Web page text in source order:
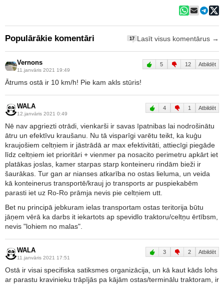
Populārākie komentāri 17 Lasīt visus komentārus →
Vernons
11.janvāris 2021 19:49
5 12 Atbildēt
Ātrums ostā ir 10 km/h! Pie kam akls stūris!
WALA
12.janvāris 2021 0:49
4 1 Atbildēt
Nē nav apgriezti otrādi, vienkarši ir savas īpatnibas lai nodrošinātu
ātru un efektīvu kraušanu. Nu tā visparīgi varētu teikt, ka kuģu
kraujošiem celtņiem ir jāstrādā ar max efektivitāti, attiecīgi piegāde
līdz celtņiem iet prioritāri + vienmer pa nosacito perimetru apkārt iet
platākas joslas, kamer starpas starp konteineru rindām bieži ir
šaurākas. Tur gan ar nianses atkarība no ostas lieluma, un veida
kā konteinerus transportē/krauj jo transports ar puspiekabēm
parasti iet uz Ro-Ro prāmja nevis pie celtņiem utt.
Bet nu principā jebkuram ielas transportam ostas teritorija būtu
jāņem vērā ka darbs it iekartots ap spevidlo traktoru/celtņu ērtībsm,
nevis "lohiem no malas".
WALA
11.janvāris 2021 17:51
3 2 Atbildēt
Ostā ir visai specifiska satiksmes organizācija, un kā kaut kāds lohs
ar parastu kravinieku trāpījās pa kājām ostas/terminālu traktoram, ir